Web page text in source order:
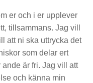
er och i er upplever
tillsammans. Jag vill
att ni ska uttrycka det
som delar ert
är fri. Jag vill att
och känna min